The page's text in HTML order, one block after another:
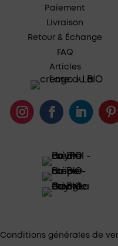
Paiement
Livraison
Retour & Échange
FAQ
Articles
Conditions générales de